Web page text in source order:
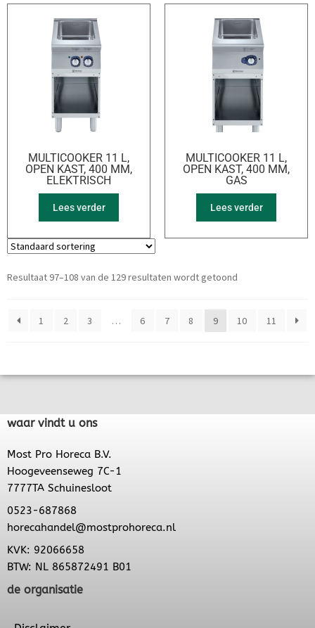
MULTICOOKER 11 L,
OPEN KAST, 400 MM,
ELEKTRISCH
Lees verder
MULTICOOKER 11 L,
OPEN KAST, 400 MM,
GAS
Lees verder
Resultaat 97–108 van de 129 resultaten wordt getoond
1 2 3 … 6 7 8 9 10 11
waar vindt u ons
Most Pro Horeca B.V.
Hoogeveenseweg 7C-1
7777TA Schuinesloot
0523-687868
horecahandel@mostprohoreca.nl
KVK: 92066658
BTW: NL 865872491 B01
de organisatie